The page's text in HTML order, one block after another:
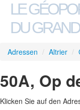
LE
DU
Adressen / Altrier /
50A, Op
Klicken Sie auf den